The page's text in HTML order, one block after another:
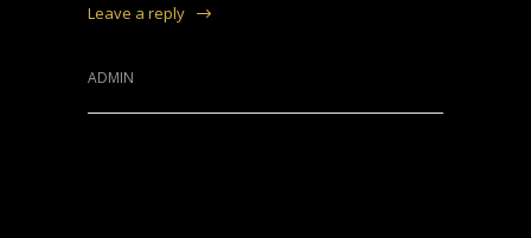
Leave a reply
ADMIN